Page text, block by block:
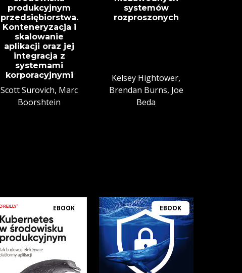
produkcyjnym
przedsiębiorstwa.
Konteneryzacja i
skalowanie
aplikacji oraz jej
integracja z
systemami
korporacyjnymi
Scott Surovich, Marc
Boorshtein
systemów
rozproszonych
Kelsey Hightower,
Brendan Burns, Joe
Beda
EBOOK EBOOK